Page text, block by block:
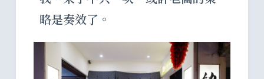
略是奏效了。